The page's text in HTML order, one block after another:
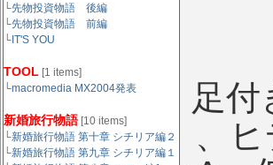
└先物投資物語 後編
└先物投資物語 前編
└ IT'S YOU
TOOL [1 items]
└macromedia MX2004発表
新婚旅行物語 [10 items]
└新婚旅行物語 第十章 シチリア編２
└新婚旅行物語 第九章 シチリア編１
時代背景：足
ニアック）、